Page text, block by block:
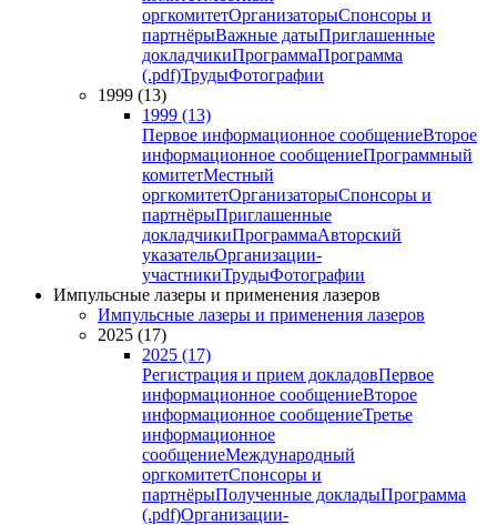
оргкомитетОрганизаторыСпонсоры и
партнёрыВажные датыПриглашенные
докладчикиПрограммаПрограмма
(.pdf)ТрудыФотографии
1999 (13)
1999 (13)
Первое информационное сообщениеВторое
информационное сообщениеПрограммный
комитетМестный
оргкомитетОрганизаторыСпонсоры и
партнёрыПриглашенные
докладчикиПрограммаАвторский
указательОрганизации-
участникиТрудыФотографии
Импульсные лазеры и применения лазеров
Импульсные лазеры и применения лазеров
2025 (17)
2025 (17)
Регистрация и прием докладовПервое
информационное сообщениеВторое
информационное сообщениеТретье
информационное
сообщениеМеждународный
оргкомитетСпонсоры и
партнёрыПолученные докладыПрограмма
(.pdf)Организации-